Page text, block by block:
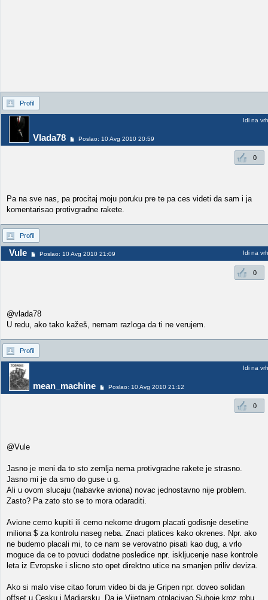
Profil
Vlada78 Poslao: 10 Avg 2010 20:59
Idi na vrh
0
Pa na sve nas, pa procitaj moju poruku pre te pa ces videti da sam i ja
komentarisao protivgradne rakete.
Profil
Vule Poslao: 10 Avg 2010 21:09 Idi na vrh
0
@vlada78
U redu, ako tako kažeš, nemam razloga da ti ne verujem.
Profil
mean_machine Poslao: 10 Avg 2010 21:12
Idi na vrh
0
@Vule
Jasno je meni da to sto zemlja nema protivgradne rakete je strasno.
Jasno mi je da smo do guse u g.
Ali u ovom slucaju (nabavke aviona) novac jednostavno nije problem.
Zasto? Pa zato sto se to mora odaraditi.
Avione cemo kupiti ili cemo nekome drugom placati godisnje desetine
miliona $ za kontrolu naseg neba. Znaci platices kako okrenes. Npr. ako
ne budemo placali mi, to ce nam se verovatno pisati kao dug, a vrlo
moguce da ce to povuci dodatne posledice npr. iskljucenje nase kontrole
leta iz Evropske i slicno sto opet direktno utice na smanjen priliv deviza.
Ako si malo vise citao forum video bi da je Gripen npr. doveo solidan
offset u Cesku i Madjarsku. Da je Vijetnam otplacivao Suhoje kroz robu.